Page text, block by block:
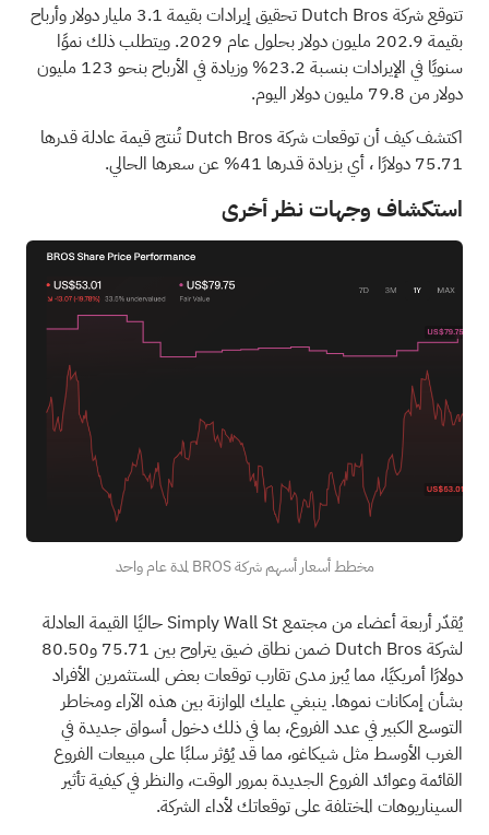
تتوقع شركة Dutch Bros تحقيق إيرادات بقيمة 3.1 مليار دولار وأرباح
بقيمة 202.9 مليون دولار بحلول عام 2029. ويتطلب ذلك نموًا
سنويًا في الإيرادات بنسبة 23.2% وزيادة في الأرباح بنحو 123 مليون
دولار من 79.8 مليون دولار اليوم.
اكتشف كيف أن توقعات شركة Dutch Bros تُنتج قيمة عادلة قدرها
75.71 دولارًا
، أي بزيادة قدرها 41% عن سعرها الحالي.
استكشاف وجهات نظر أخرى
مخطط أسعار أسهم شركة BROS لمدة عام واحد
يُقدّر أربعة أعضاء من مجتمع Simply Wall St حاليًا القيمة العادلة
لشركة Dutch Bros ضمن نطاق ضيق يتراوح بين 75.71 و80.50
دولارًا أمريكيًا، مما يُبرز مدى تقارب توقعات بعض المستثمرين الأفراد
بشأن إمكانات نموها. ينبغي عليك الموازنة بين هذه الآراء ومخاطر
التوسع الكبير في عدد الفروع، بما في ذلك دخول أسواق جديدة في
الغرب الأوسط مثل شيكاغو، مما قد يُؤثر سلبًا على مبيعات الفروع
القائمة وعوائد الفروع الجديدة بمرور الوقت، والنظر في كيفية تأثير
السيناريوهات المختلفة على توقعاتك لأداء الشركة.